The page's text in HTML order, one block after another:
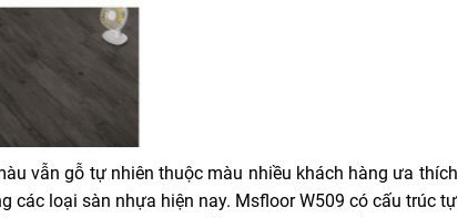
vẫn gỗ tự nhiên thuộc màu nhiều khách hàng ưa thích
các loại sàn nhựa hiện nay. Msfloor W509 có cấu trúc tự